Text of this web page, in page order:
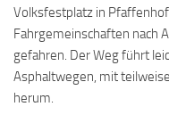
Volksfestplatz in
Fahrgemeinschaften nach
gefahren. Der Weg führt
Asphaltwegen, mit
herum.